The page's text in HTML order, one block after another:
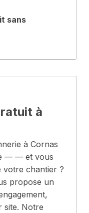
sans
à
à Cornas
— — et vous
votre chantier ?
propose un
site. Notre